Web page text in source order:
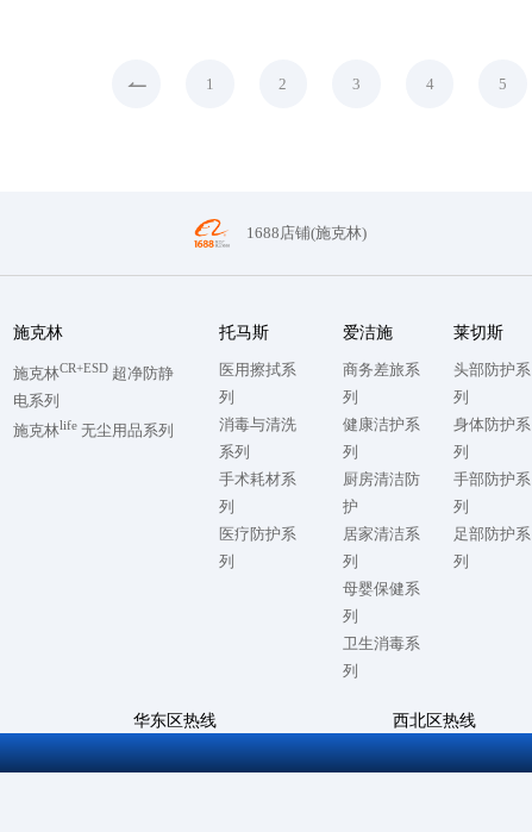
1 2 3 4 5
1688店铺(施克林)
施克林
施克林CR+ESD 超净防静
电系列
施克林life 无尘用品系列
托马斯
医用擦拭系
列
消毒与清洗
系列
手术耗材系
列
医疗防护系
列
爱洁施
商务差旅系
列
健康洁护系
列
厨房清洁防
护
居家清洁系
列
母婴保健系
列
卫生消毒系
列
莱切斯
头部防护系
列
身体防护系
列
手部防护系
列
足部防护系
列
华东区热线
0512-57868500
西北区热线
028-86728992